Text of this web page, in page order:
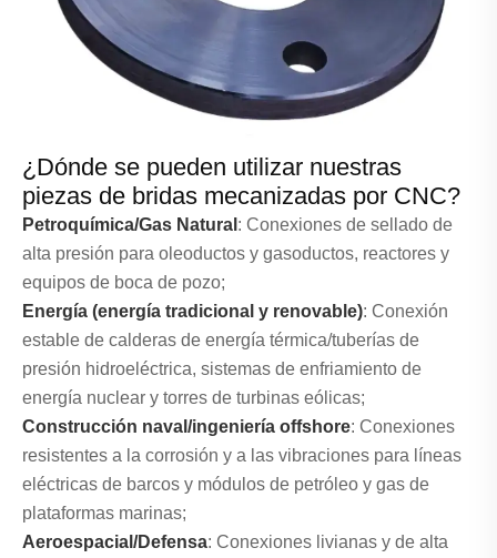
¿Dónde se pueden utilizar nuestras
piezas de bridas mecanizadas por CNC?
Petroquímica/Gas Natural : Conexiones de sellado de
alta presión para oleoductos y gasoductos, reactores y
equipos de boca de pozo;
Energía (energía tradicional y renovable): Conexión
estable de calderas de energía térmica/tuberías de
presión hidroeléctrica, sistemas de enfriamiento de
energía nuclear y torres de turbinas eólicas;
Construcción naval/ingeniería offshore: Conexiones
resistentes a la corrosión y a las vibraciones para líneas
eléctricas de barcos y módulos de petróleo y gas de
plataformas marinas;
Aeroespacial/Defensa: Conexiones livianas y de alta